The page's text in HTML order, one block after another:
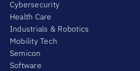
Cybersecurity
Health Care
Industrials & Robotics
Mobility Tech
Semicon
Software